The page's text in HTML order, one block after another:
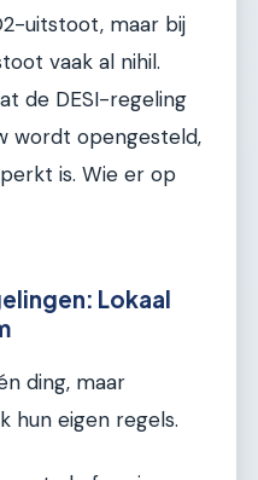
uitstoot, maar bij
vaak al nihil.
de DESI-regeling
wordt opengesteld,
is. Wie er op
Lokaal
ding, maar
hun eigen regels.